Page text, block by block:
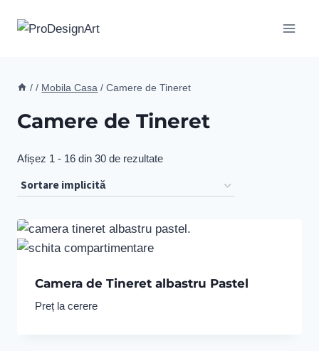
/ / Mobila Casa / Camere de Tineret
Camere de Tineret
Afișez 1 - 16 din 30 de rezultate
Camera de Tineret albastru Pastel
Preț la cerere